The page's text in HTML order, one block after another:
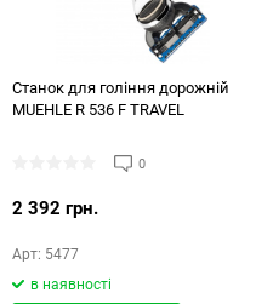
Станок для гоління дорожній
MUEHLE R 536 F TRAVEL
0
2 392 грн.
Арт: 5477
в наявності